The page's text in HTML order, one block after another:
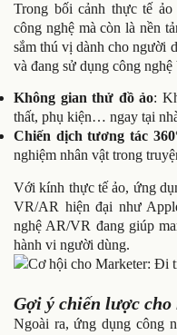
Trong bối cảnh thực tế
công nghệ mà còn là nền
sắm thú vị dành cho người
và đang sử dụng công
Không gian thử đồ ảo:
thất, phụ kiện… ngay tại
Chiến dịch tương tác
nghiệm nhân vật trong
Với kính thực tế ảo, ứng
VR/AR hiện đại như
nghệ AR/VR đang giúp
hành vi người dùng.
Gợi ý chiến lược
Ngoài ra, ứng dụng công